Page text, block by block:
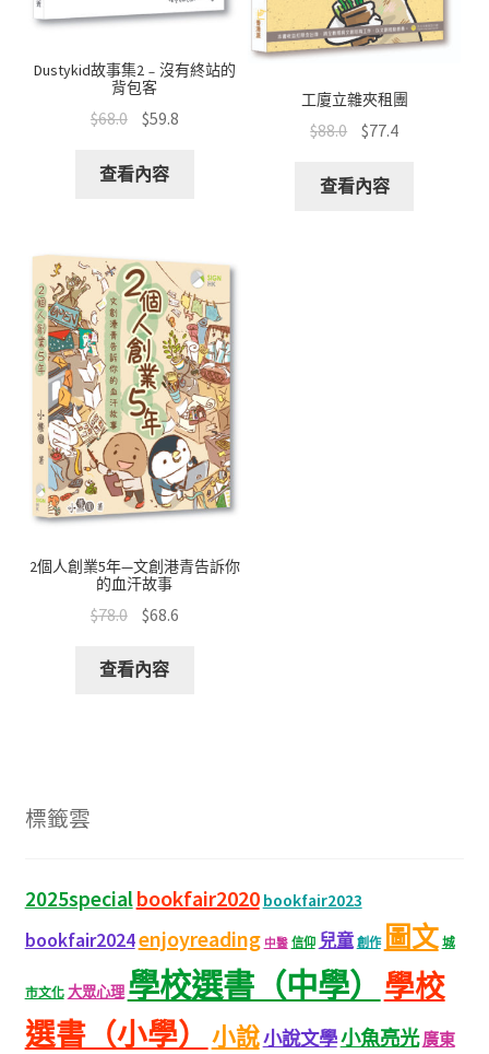
Dustykid故事集2﹣沒有終站的
背包客
$68.0 $59.8
查看內容
工廈立雜夾租團
$88.0 $77.4
查看內容
2個人創業5年—文創港青告訴你
的血汗故事
$78.0 $68.6
查看內容
標籤雲
2025specialbookfair2020 bookfair2023
bookfair2024enjoyreading 中醫 信仰 兒童 創作 圖文 城
市文化 大眾心理 學校選書（中學）
學校
選書（小學）
小說小說文學小魚亮光 廣東